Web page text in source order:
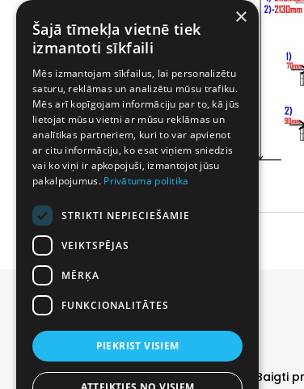
Vidaus durys Specialūs pasiūlymai Baigti
×
Šajā tīmekļa vietnē tiek
izmantoti sīkfaili
Mēs izmantojam sīkfailus, lai personalizētu
saturu, reklāmas un analizētu mūsu trafiku.
Mēs arī kopīgojam informāciju par to, kā jūs
lietojat mūsu vietni ar mūsu reklāmas un
analītikas partneriem, kuri to var apvienot
ar citu informāciju, ko esat viņiem sniedzis
vai ko viņi ir apkopojuši, izmantojot jūsu
pakalpojumus. Privātuma politika
STRIKTI NEPIECIEŠAMIE
VEIKTSPĒJAS
MĒRĶA
FUNKCIONALITĀTES
PIEKRIST VISIEM